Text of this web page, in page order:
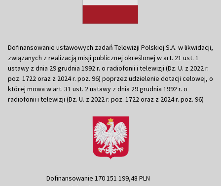
Dofinansowanie ustawowych zadań Telewizji Polskiej S.A. w likwidacji,
związanych z realizacją misji publicznej określonej w art. 21 ust. 1
ustawy z dnia 29 grudnia 1992 r. o radiofonii i telewizji (Dz. U. z 2022 r.
poz. 1722 oraz z 2024 r. poz. 96) poprzez udzielenie dotacji celowej, o
której mowa w art. 31 ust. 2 ustawy z dnia 29 grudnia 1992 r. o
radiofonii i telewizji (Dz. U. z 2022 r. poz. 1722 oraz z 2024 r. poz. 96)
Dofinansowanie 170 151 199,48 PLN